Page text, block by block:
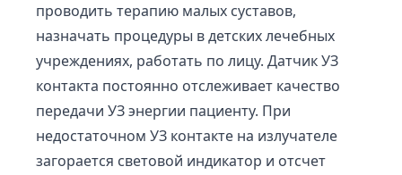
проводить терапию малых суставов,
назначать процедуры в детских лечебных
учреждениях, работать по лицу. Датчик УЗ
контакта постоянно отслеживает качество
передачи УЗ энергии пациенту. При
недостаточном УЗ контакте на излучателе
загорается световой индикатор и отсчет